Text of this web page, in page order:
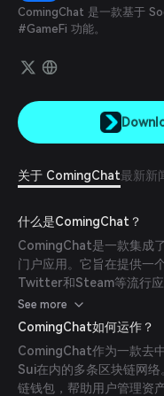
Español
Português (Brasil)
ComingChat 是一款基于
#GameFi 功能。
关于 ComingChat最新新
什么是ComingChat？
ComingChat是一款集成
门户应用。它旨在提供一
Twitter和Steam等流行应
的无缝通信和金融交易。
See more
ComingChat如何运作？
ComingChat作为一款去
Sui在内的多条区块链网
链钱包，帮助用户管理资